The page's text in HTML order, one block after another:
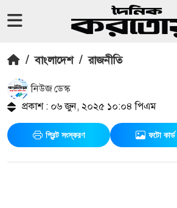
/ বাংলাদেশ / রাজনীতি
নিউজ ডেস্ক
প্রকাশ : ০৬ জুন, ২০২৫ ১০:০৪ পিএম
প্রিন্ট সংস্করণ ফটো কার্ড